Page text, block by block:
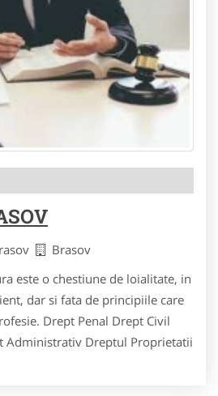
Brasov
este o chestiune de loialitate, in
dar si fata de principiile care
Drept Penal Drept Civil
Administrativ Dreptul Proprietatii